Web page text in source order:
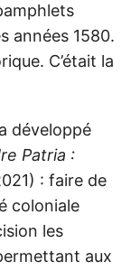
années 1580.
C’était la
développé
Patria :
: faire de
coloniale
les
aux